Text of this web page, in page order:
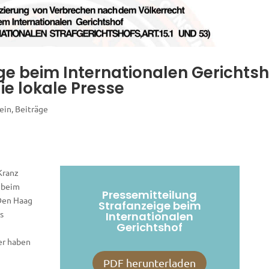
beim Internationalen
lokale Presse
, Beiträge
Haag
haben
Pressemitteilung
Strafanzeige beim
Internationalen
Gerichtshof
PDF herunterladen